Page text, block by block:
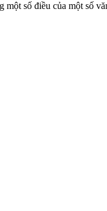
số điều của một số